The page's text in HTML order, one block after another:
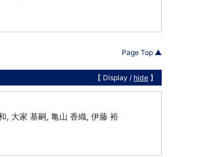
Page Top ▲
【 Display / hide 】
, 大家 基嗣, 亀山 香織, 伊藤 裕